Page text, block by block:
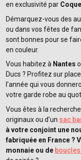
en exclusivité par
Démarquez-vous des
ou dans vos fêtes de
sont bonnes pour se
en couleur.
Vous habitez à Nantes
Ducs ? Profitez sur
l’année qui vous
votre garde robe au
Vous êtes à la
originaux ou d'un sac
à votre conjoint une
fabriquée en France ?
monnaie ou de